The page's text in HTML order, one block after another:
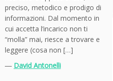
preciso, metodico e prodigo di
informazioni. Dal momento in
cui accetta l’incarico non ti
“molla” mai, riesce a trovare e
leggere (cosa non […]
― David Antonelli